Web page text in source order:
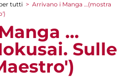
tutti > Arrivano i Manga …(mostra
…
Sulle